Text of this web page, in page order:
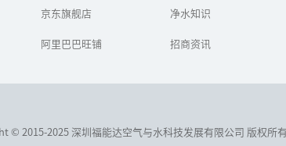
真的干净吗？中国人在食
京东旗舰店
阿里巴巴旺铺
净水知识
招商资讯
© 2015-2025 深圳福能达空气与水科技发展有限公司 版权所有